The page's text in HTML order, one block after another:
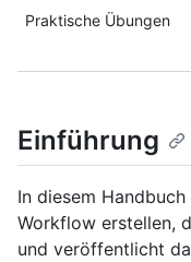
Praktische Übungen
Einführung
In diesem
Workflow erstellen,
und veröffentlicht